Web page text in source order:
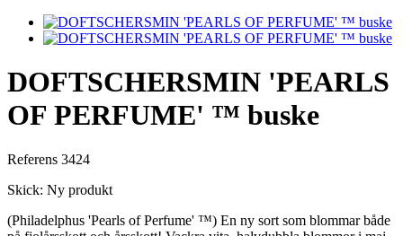
DOFTSCHERSMIN 'PEARLS
OF PERFUME' ™ buske
Referens 3424
Skick: Ny produkt
(Philadelphus 'Pearls of Perfume' ™) En ny sort som blommar både